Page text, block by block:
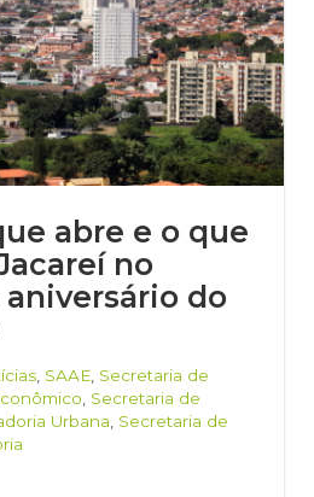
abre e o que
no
do
SAAE Secretaria de
Secretaria de
Urbana Secretaria de